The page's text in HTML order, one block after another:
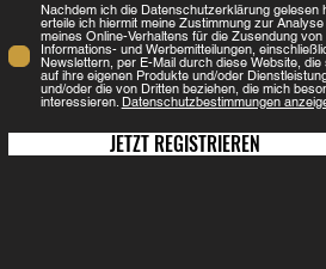
Nachdem ich die Datenschutzerklärung gelesen
erteile ich hiermit meine Zustimmung zur Analyse
meines Online-Verhaltens für die Zusendung von
Informations- und Werbemitteilungen,
Newslettern, per E-Mail durch diese Website, die
auf ihre eigenen Produkte und/oder
und/oder die von Dritten beziehen, die mich
interessieren. Datenschutzbestimmungen
JETZT REGISTRIEREN